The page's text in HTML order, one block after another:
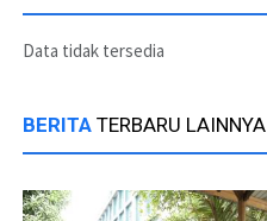
Data tidak tersedia
BERITA TERBARU LAINNYA